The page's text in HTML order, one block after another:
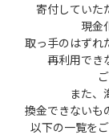
寄付していた
現金
取っ手のはずれ
再利用でき
また、
換金できないも
以下の一覧を